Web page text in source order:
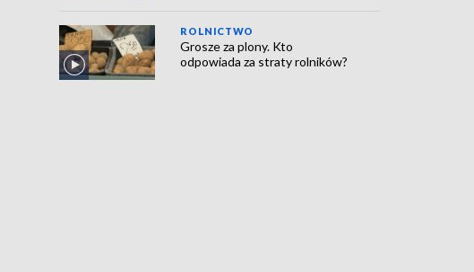
ROLNICTWO
Grosze za plony. Kto
odpowiada za straty rolników?